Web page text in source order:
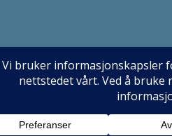
Mint Media AS